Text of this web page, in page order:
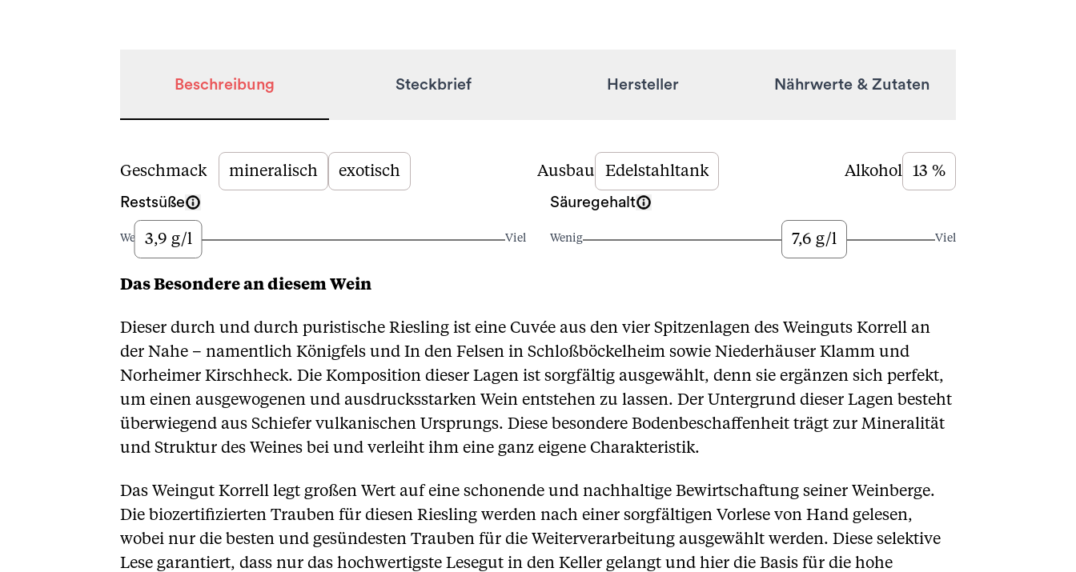
Beschreibung Steckbrief Hersteller Nährwerte & Zutaten
Beschreibung
Geschmack mineralisch exotisch Ausbau Edelstahltank Alkohol
13 %
Restsüße
Wenig3,9 g/l Viel
Säuregehalt
Wenig 7,6 g/l Viel
Das Besondere an diesem Wein
Dieser durch und durch puristische Riesling ist eine Cuvée aus den vier Spitzenlagen des Weinguts Korrell an
der Nahe – namentlich Königfels und In den Felsen in Schloßböckelheim sowie Niederhäuser Klamm und
Norheimer Kirschheck. Die Komposition dieser Lagen ist sorgfältig ausgewählt, denn sie ergänzen sich perfekt,
um einen ausgewogenen und ausdrucksstarken Wein entstehen zu lassen. Der Untergrund dieser Lagen besteht
überwiegend aus Schiefer vulkanischen Ursprungs. Diese besondere Bodenbeschaffenheit trägt zur Mineralität
und Struktur des Weines bei und verleiht ihm eine ganz eigene Charakteristik.
Das Weingut Korrell legt großen Wert auf eine schonende und nachhaltige Bewirtschaftung seiner Weinberge.
Die biozertifizierten Trauben für diesen Riesling werden nach einer sorgfältigen Vorlese von Hand gelesen,
wobei nur die besten und gesündesten Trauben für die Weiterverarbeitung ausgewählt werden. Diese selektive
Lese garantiert, dass nur das hochwertigste Lesegut in den Keller gelangt und hier die Basis für die hohe